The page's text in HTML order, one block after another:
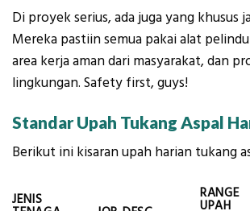
Di proyek serius, ada juga yang khusus
Mereka pastiin semua pakai alat
area kerja aman dari masyarakat, dan
lingkungan. Safety first, guys!
Standar Upah Tukang Aspal
Berikut ini kisaran upah harian tukang
JENIS RANGE
UPAH